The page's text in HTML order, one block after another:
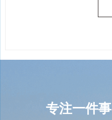
专注一件事